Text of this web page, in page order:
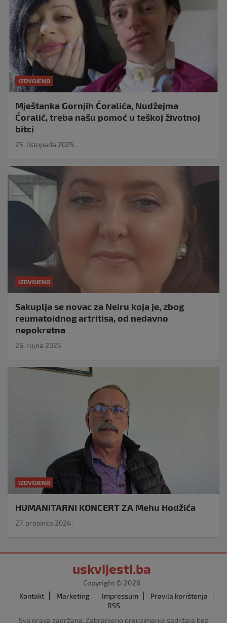
IZDVOJENO
Mještanka Gornjih Ćoralića, Nudžejma
Ćoralić, treba našu pomoć u teškoj životnoj
bitci
25. listopada 2025.
IZDVOJENO
Sakuplja se novac za Neiru koja je, zbog
reumatoidnog artritisa, od nedavno
nepokretna
26. rujna 2025.
IZDVOJENO
HUMANITARNI KONCERT ZA Mehu Hodžića
27. prosinca 2024.
uskvijesti.ba
Copyright © 2026
Kontakt
Marketing Impressum
Pravila korištenja
RSS
Sva prava zadržana. Zabranjeno preuzimanje sadržaja bez